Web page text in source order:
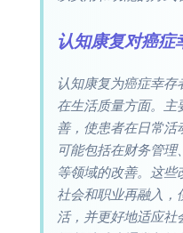
认知康复对癌症
认知康复为癌症幸
在生活质量方面。主
善，使患者在日常活
可能包括在财务管
等领域的改善。这
社会和职业再融入，
活，并更好地适应社